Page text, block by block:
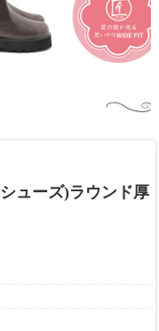
ューズ)ラウンド厚